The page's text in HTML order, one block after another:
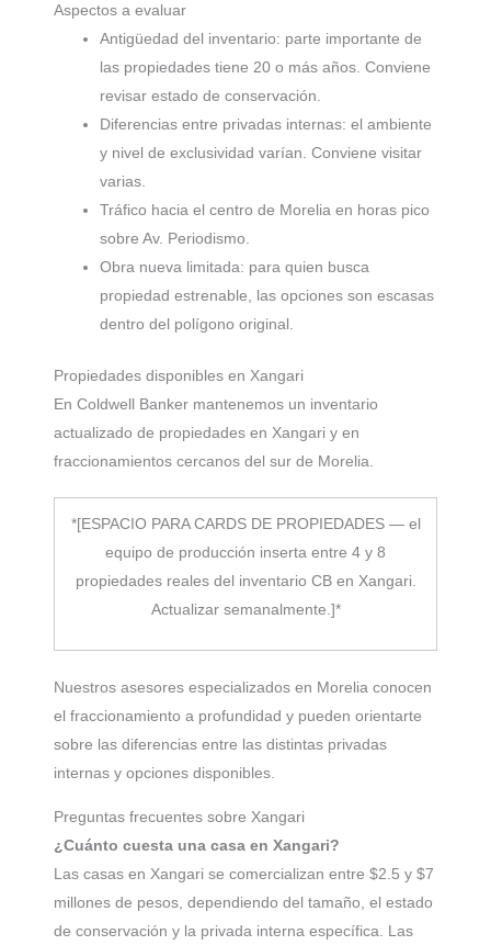
Aspectos a evaluar
Antigüedad del inventario: parte importante de
las propiedades tiene 20 o más años. Conviene
revisar estado de conservación.
Diferencias entre privadas internas: el ambiente
y nivel de exclusividad varían. Conviene visitar
varias.
Tráfico hacia el centro de Morelia en horas pico
sobre Av. Periodismo.
Obra nueva limitada: para quien busca
propiedad estrenable, las opciones son escasas
dentro del polígono original.
Propiedades disponibles en Xangari
En Coldwell Banker mantenemos un inventario
actualizado de propiedades en Xangari y en
fraccionamientos cercanos del sur de Morelia.
*[ESPACIO PARA CARDS DE PROPIEDADES — el
equipo de producción inserta entre 4 y 8
propiedades reales del inventario CB en Xangari.
Actualizar semanalmente.]*
Nuestros asesores especializados en Morelia conocen
el fraccionamiento a profundidad y pueden orientarte
sobre las diferencias entre las distintas privadas
internas y opciones disponibles.
Preguntas frecuentes sobre Xangari
¿Cuánto cuesta una casa en Xangari?
Las casas en Xangari se comercializan entre $2.5 y $7
millones de pesos, dependiendo del tamaño, el estado
de conservación y la privada interna específica. Las